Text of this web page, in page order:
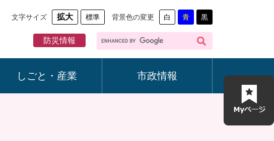
文字サイズ 拡大 標準 背景色の変更 白 青 黒
防災情報
G
o
しごと・産業 市政情報